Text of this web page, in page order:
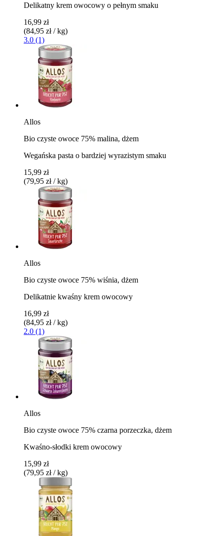
Delikatny krem ​​owocowy o pełnym smaku
16,99 zł
(84,95 zł / kg)
3.0 (1)
Allos
Bio czyste owoce 75% malina, dżem
Wegańska pasta o bardziej wyrazistym smaku
15,99 zł
(79,95 zł / kg)
Allos
Bio czyste owoce 75% wiśnia, dżem
Delikatnie kwaśny krem ​​owocowy
16,99 zł
(84,95 zł / kg)
2.0 (1)
Allos
Bio czyste owoce 75% czarna porzeczka, dżem
Kwaśno-słodki krem owocowy
15,99 zł
(79,95 zł / kg)